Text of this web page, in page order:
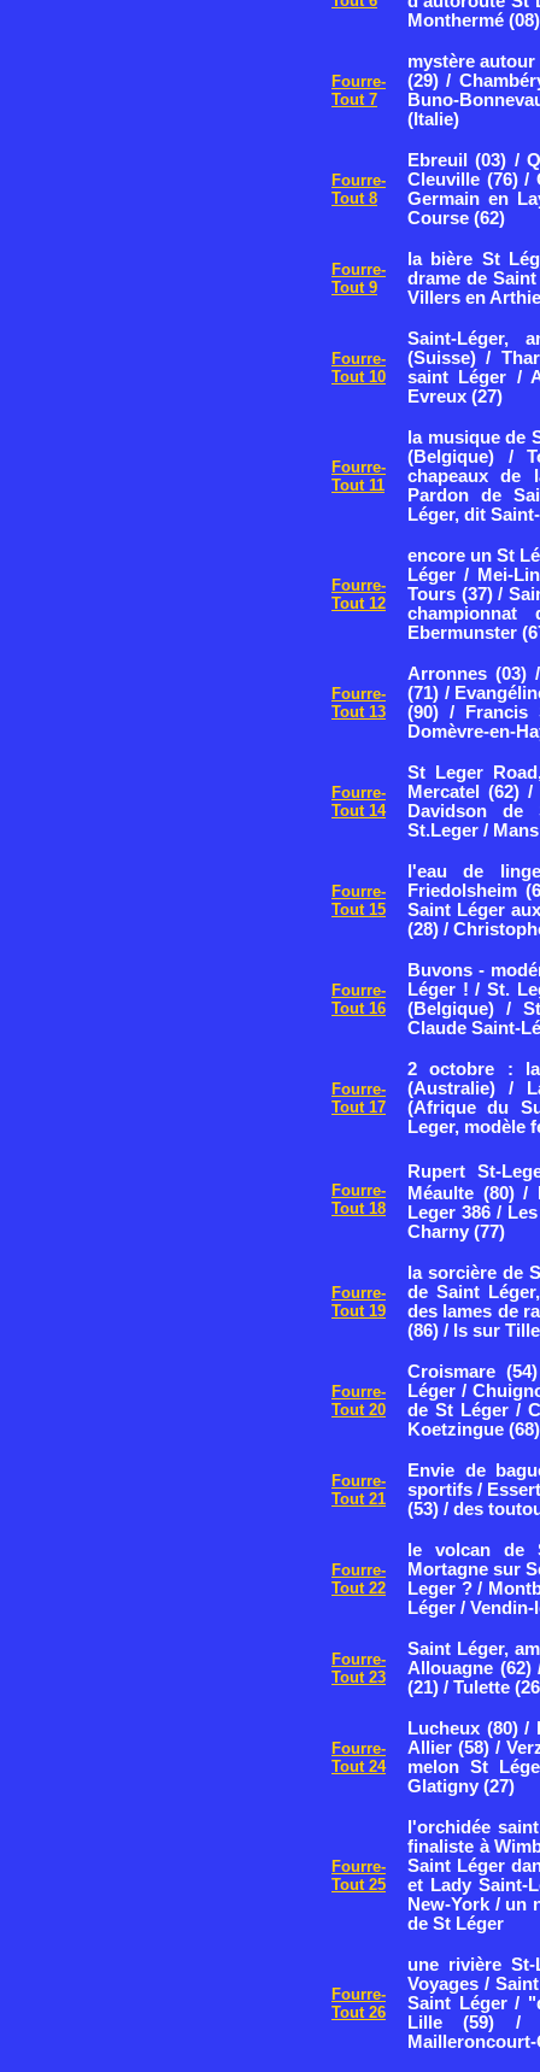
Monthermé
Fourre-
Tout 7
mystère
(29) /
Buno-
(Italie)
Fourre-
Tout 8
Ebreuil (03) /
Cleuville (76) /
Germain en
Course (62)
Fourre-
Tout 9
la bière St
drame de
Villers en
Fourre-
Tout 10
Saint-Léger,
(Suisse) /
saint Léger /
Evreux (27)
Fourre-
Tout 11
la musique de
(Belgique) /
chapeaux de
Pardon de
Léger, dit
Fourre-
Tout 12
encore un St
Léger / Mei-
Tours (37) /
Ebermunster
Fourre-
Tout 13
Arronnes (03)
(71) /
(90) / Francis
Domèvre-en-
Fourre-
Tout 14
St Leger
Mercatel (62)
Davidson
St.Leger /
Fourre-
Tout 15
l'eau de
Friedolsheim
Saint Léger
(28) /
Fourre-
Tout 16
Buvons -
Léger ! / St.
(Belgique) /
Claude Saint-
Fourre-
Tout 17
2 octobre :
(Australie) /
(Afrique du
Leger, modèle
Fourre-
Tout 18
Rupert St-
Méaulte (80)
Leger 386 /
Charny (77)
Fourre-
Tout 19
la sorcière de
de Saint
des lames de
(86) / Is sur
Fourre-
Tout 20
Croismare
Léger /
de St Léger /
Koetzingue (68)
Fourre-
Tout 21
Envie de
sportifs /
(53) / des
Fourre-
Tout 22
le volcan de
Mortagne sur
Leger ? /
Léger /
Fourre-
Tout 23
Saint Léger,
Allouagne (62)
(21) / Tulette
Fourre-
Tout 24
Lucheux (80)
Allier (58) /
melon St
Glatigny (27)
Fourre-
Tout 25
l'orchidée
finaliste à
Saint Léger
et Lady Saint-
New-York / un
de St Léger
Fourre-
Tout 26
une rivière
Voyages /
Saint Léger /
Lille (59) /